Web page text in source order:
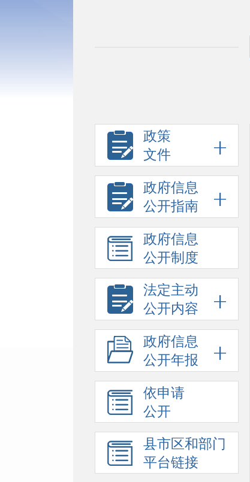
政策
文件
政府信息
公开指南
政府信息
公开制度
法定主动
公开内容
政府信息
公开年报
依申请
公开
县市区和部门
平台链接